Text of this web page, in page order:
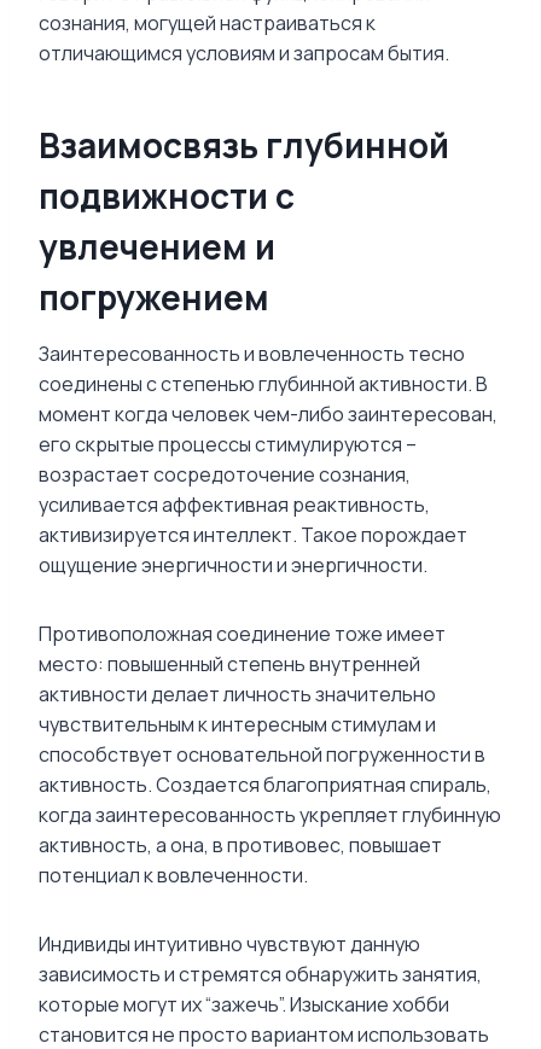
сознания, могущей настраиваться к
отличающимся условиям и запросам бытия.
Взаимосвязь глубинной
подвижности с
увлечением и
погружением
Заинтересованность и вовлеченность тесно
соединены с степенью глубинной активности. В
момент когда человек чем-либо заинтересован,
его скрытые процессы стимулируются –
возрастает сосредоточение сознания,
усиливается аффективная реактивность,
активизируется интеллект. Такое порождает
ощущение энергичности и энергичности.
Противоположная соединение тоже имеет
место: повышенный степень внутренней
активности делает личность значительно
чувствительным к интересным стимулам и
способствует основательной погруженности в
активность. Создается благоприятная спираль,
когда заинтересованность укрепляет глубинную
активность, а она, в противовес, повышает
потенциал к вовлеченности.
Индивиды интуитивно чувствуют данную
зависимость и стремятся обнаружить занятия,
которые могут их “зажечь”. Изыскание хобби
становится не просто вариантом использовать